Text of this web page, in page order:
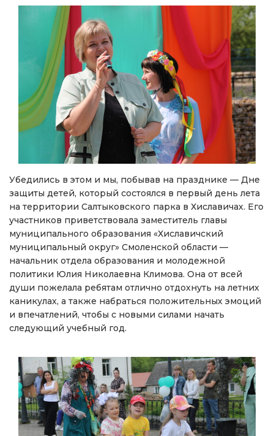
Убедились в этом и мы, побывав на празднике — Дне
защиты детей, который состоялся в первый день лета
на территории Салтыковского парка в Хиславичах. Его
участников приветствовала заместитель главы
муниципального образования «Хиславичский
муниципальный округ» Смоленской области —
начальник отдела образования и молодежной
политики Юлия Николаевна Климова. Она от всей
души пожелала ребятам отлично отдохнуть на летних
каникулах, а также набраться положительных эмоций
и впечатлений, чтобы с новыми силами начать
следующий учебный год.